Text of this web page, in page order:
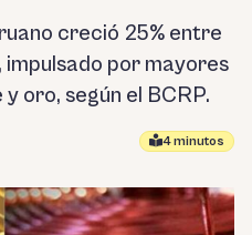
creció 25% entre
por mayores
oro, según el BCRP.
4 minutos